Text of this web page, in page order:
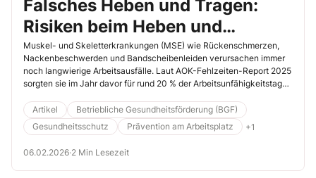
Falsches Heben und Tragen:
Risiken beim Heben und
Transport reduzieren
Muskel- und Skeletterkrankungen (MSE) wie Rückenschmerzen,
Nackenbeschwerden und Bandscheibenleiden verursachen immer
noch langwierige Arbeitsausfälle. Laut AOK-Fehlzeiten-Report 2025
sorgten sie im Jahr davor für rund 20 % der Arbeitsunfähigkeitstage,
verantwortlich waren. Grund genug für Sie als Arbeitsschützer,
dieser Herausforderung entschlossen zu begegnen.
Artikel
Betriebliche Gesundheitsförderung (BGF)
Gesundheitsschutz
Prävention am Arbeitsplatz +1
06.02.2026·2 Min Lesezeit